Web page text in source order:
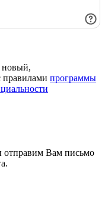
новый,
правилами программы
отправим Вам письмо